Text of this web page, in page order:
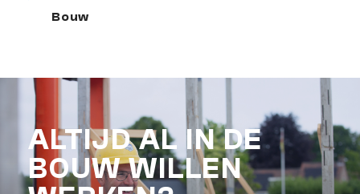
Bouw
ALTIJD AL IN DE
BOUW WILLEN